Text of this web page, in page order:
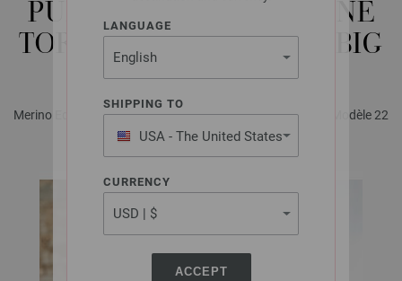
LANGUAGE
SHIPPING TO
USA - The United States
of America
CURRENCY
ACCEPT
PULL RAGLAN AVEC UNE
TORSADE COOL WOOL BIG
Merino Edition No. 1 - Magazine (DE) + Explications (FR) | Modèle 22